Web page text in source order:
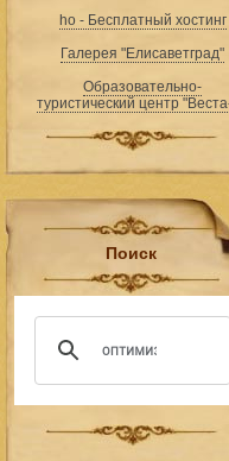
ho - Бесплатный хостинг
Галерея "Елисаветград"
Образовательно-
туристический центр
Поиск